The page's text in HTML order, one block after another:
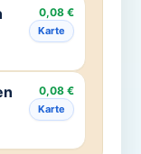
0,08 €
Karte
0,08 €
Karte